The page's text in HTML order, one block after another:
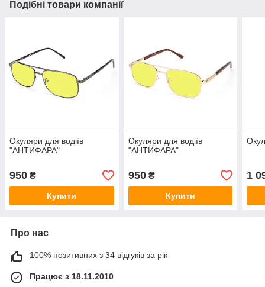
Подібні товари компанії
Окуляри для водіїв
"АНТИФАРА"
950 ₴
Купити
Окуляри для водіїв
"АНТИФАРА"
950₴
Купити
1
Про нас
100% позитивних з 34 відгуків за рік
Працює з 18.11.2010